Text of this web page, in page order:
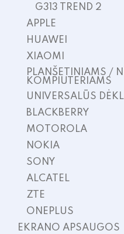
G313 TREND 2
APPLE
HUAWEI
XIAOMI
PLANŠETINIAMS /
KOMPIUTERIAMS
UNIVERSALŪS
BLACKBERRY
MOTOROLA
NOKIA
SONY
ALCATEL
ZTE
ONEPLUS
EKRANO APSAUGOS